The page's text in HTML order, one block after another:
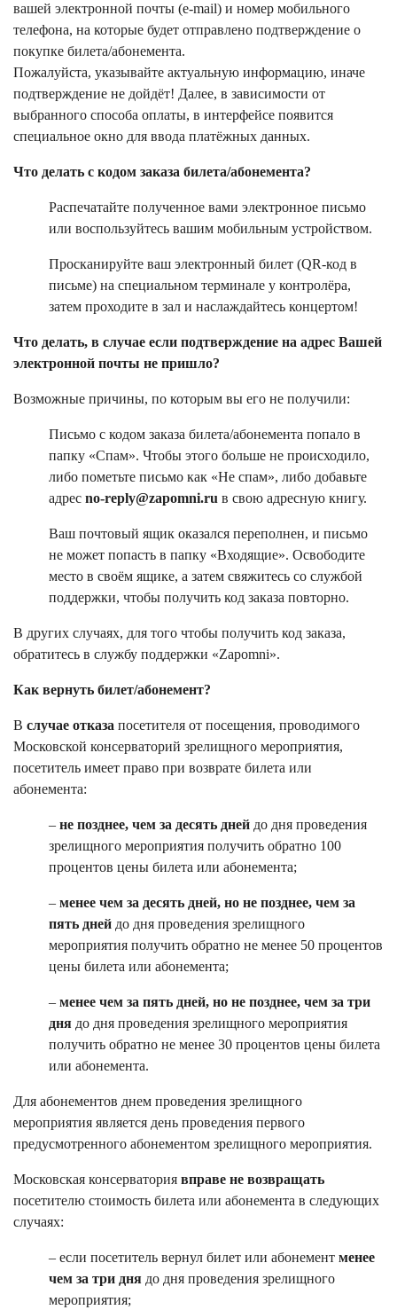
вашей электронной почты (e-mail) и номер мобильного
телефона, на которые будет отправлено подтверждение о
покупке билета/абонемента.
Пожалуйста, указывайте актуальную информацию, иначе
подтверждение не дойдёт! Далее, в зависимости от
выбранного способа оплаты, в интерфейсе появится
специальное окно для ввода платёжных данных.
Что делать с кодом заказа билета/абонемента?
Распечатайте полученное вами электронное письмо
или воспользуйтесь вашим мобильным устройством.
Просканируйте ваш электронный билет (QR-код в
письме) на специальном терминале у контролёра,
затем проходите в зал и наслаждайтесь концертом!
Что делать, в случае если подтверждение на адрес Вашей
электронной почты не пришло?
Возможные причины, по которым вы его не получили:
Письмо с кодом заказа билета/абонемента попало в
папку «Спам». Чтобы этого больше не происходило,
либо пометьте письмо как «Не спам», либо добавьте
адрес no-reply@zapomni.ru в свою адресную книгу.
Ваш почтовый ящик оказался переполнен, и письмо
не может попасть в папку «Входящие». Освободите
место в своём ящике, а затем свяжитесь со службой
поддержки, чтобы получить код заказа повторно.
В других случаях, для того чтобы получить код заказа,
обратитесь в службу поддержки «Zapomni».
Как вернуть билет/абонемент?
В случае отказа посетителя от посещения, проводимого
Московской консерваторий зрелищного мероприятия,
посетитель имеет право при возврате билета или
абонемента:
– не позднее, чем за десять дней до дня проведения
зрелищного мероприятия получить обратно 100
процентов цены билета или абонемента;
– менее чем за десять дней, но не позднее, чем за
пять дней до дня проведения зрелищного
мероприятия получить обратно не менее 50 процентов
цены билета или абонемента;
– менее чем за пять дней, но не позднее, чем за три
дня до дня проведения зрелищного мероприятия
получить обратно не менее 30 процентов цены билета
или абонемента.
Для абонементов днем проведения зрелищного
мероприятия является день проведения первого
предусмотренного абонементом зрелищного мероприятия.
Московская консерватория вправе не возвращать
посетителю стоимость билета или абонемента в следующих
случаях:
– если посетитель вернул билет или абонемент менее
чем за три дня до дня проведения зрелищного
мероприятия;